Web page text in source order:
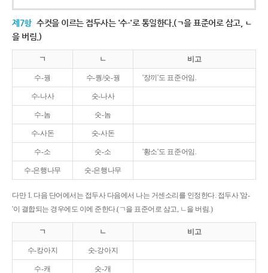
제7항 수컷을 이르는 접두사는 '수-'로 통일한다.(ㄱ을 표준어로 삼고, ㄴ
을 버림.)
ㄱ ㄴ 비고
수-꿩 수-퀑/숫-꿩 '장끼'도 표준어임.
수-나사 숫-나사
수-놈 숫-놈
수-사돈 숫-사돈
수-소 숫-소 '황소'도 표준어임.
수-은행나무 숫-은행나무
다만 1. 다음 단어에서는 접두사 다음에서 나는 거센소리를 인정한다. 접두사 '암-
'이 결합되는 경우에도 이에 준한다.(ㄱ을 표준어로 삼고, ㄴ을 버림.)
ㄱ ㄴ 비고
수-캉아지 숫-강아지
수-캐 숫-개